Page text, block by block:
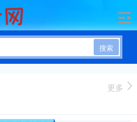
搜索
更多